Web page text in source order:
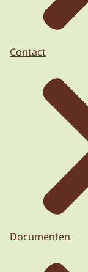
Contact
Documenten